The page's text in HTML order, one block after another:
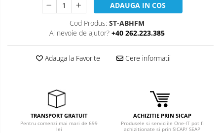
ADAUGA IN COS
Cod Produs: ST-ABHFM
Ai nevoie de ajutor? +40 262.223.385
Adauga la Favorite Cere informatii
TRANSPORT GRATUIT
Pentru comenzi mai mari de 699
lei
ACHIZITIE PRIN SICAP
Produsele si serviciile One-IT pot fi
achizitionate si prin SICAP/ SEAP